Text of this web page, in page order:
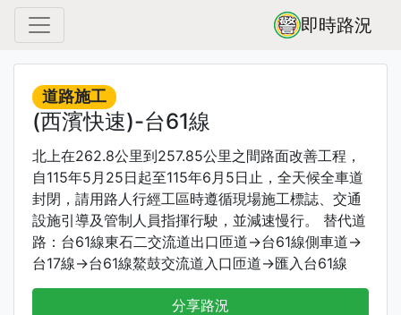
即時路況
道路施工
(西濱快速)-台61線
北上在262.8公里到257.85公里之間路面改善工程，
自115年5月25日起至115年6月5日止，全天候全車道
封閉，請用路人行經工區時遵循現場施工標誌、交通
設施引導及管制人員指揮行駛，並減速慢行。 替代道
路：台61線東石二交流道出口匝道->台61線側車道->
台17線->台61線鰲鼓交流道入口匝道->匯入台61線
分享路況